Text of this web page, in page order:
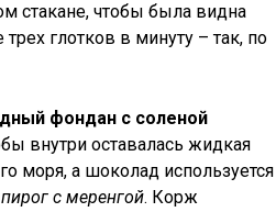
стакане, чтобы была видна
глотков в минуту – так, по
фондан с соленой
внутри оставалась жидкая
моря, а шоколад используется
с меренгой. Корж